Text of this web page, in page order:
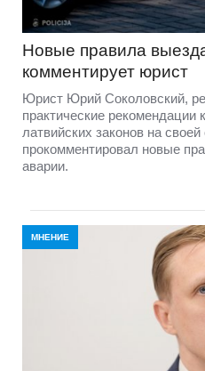
Новые правила
комментирует юрист
Юрист Юрий Соколовский,
практические рекомендации
латвийских законов на
прокомментировал новые
аварии.
МНЕНИЕ